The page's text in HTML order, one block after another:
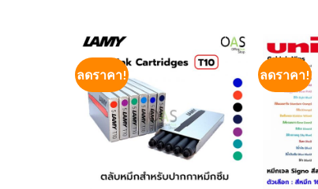
ลดราคา! ลดราคา!